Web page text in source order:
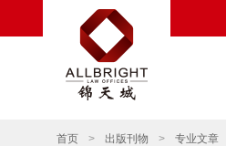
首页 > 出版刊物 > 专业文章